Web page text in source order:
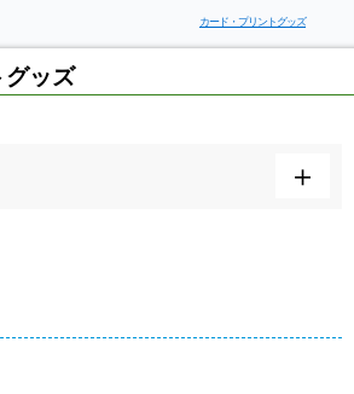
カード・プリントグッズ
グッズ